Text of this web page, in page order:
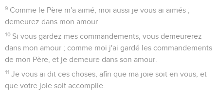
9 Comme le Père m'a aimé, moi aussi je vous ai aimés ;
demeurez dans mon amour.
10 Si vous gardez mes commandements, vous demeurerez
dans mon amour ; comme moi j'ai gardé les commandements
de mon Père, et je demeure dans son amour.
11 Je vous ai dit ces choses, afin que ma joie soit en vous, et
que votre joie soit accomplie.